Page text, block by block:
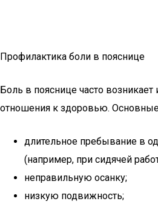
Профилактика боли в пояснице
Боль в пояснице часто
отношения к здоровью.
длительное пребывание в
(например, при сидячей
неправильную осанку;
низкую подвижность;